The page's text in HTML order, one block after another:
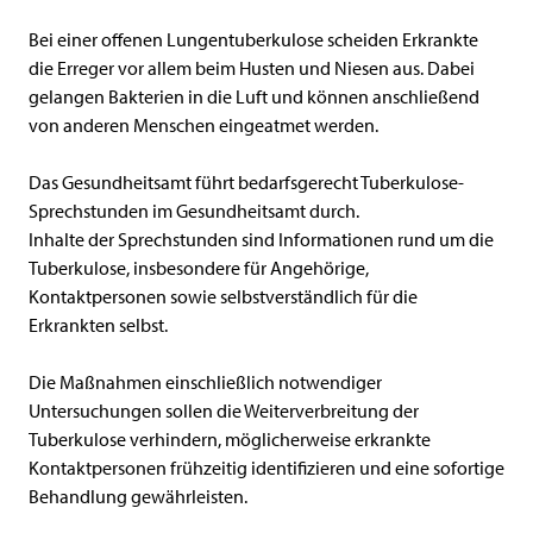
Bei einer offenen Lungentuberkulose scheiden Erkrankte
die Erreger vor allem beim Husten und Niesen aus. Dabei
gelangen Bakterien in die Luft und können anschließend
von anderen Menschen eingeatmet werden.
Das Gesundheitsamt führt bedarfsgerecht Tuberkulose-
Sprechstunden im Gesundheitsamt durch.
Inhalte der Sprechstunden sind Informationen rund um die
Tuberkulose, insbesondere für Angehörige,
Kontaktpersonen sowie selbstverständlich für die
Erkrankten selbst.
Die Maßnahmen einschließlich notwendiger
Untersuchungen sollen die Weiterverbreitung der
Tuberkulose verhindern, möglicherweise erkrankte
Kontaktpersonen frühzeitig identifizieren und eine sofortige
Behandlung gewährleisten.